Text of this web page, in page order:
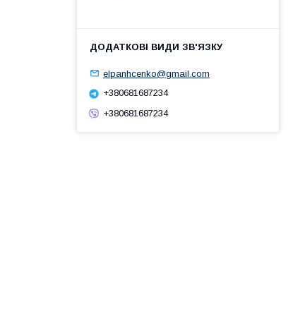
elpanhcenko@gmail.com
+380681687234
+380681687234